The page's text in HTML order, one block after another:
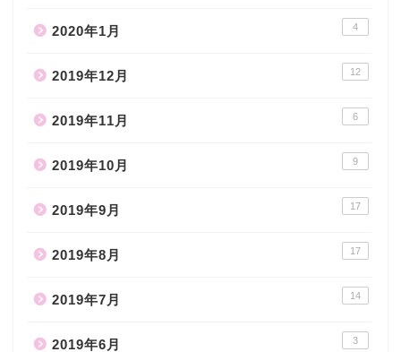
2020年1月 4
2019年12月 12
2019年11月 6
2019年10月 9
2019年9月 17
2019年8月 17
2019年7月 14
2019年6月 3